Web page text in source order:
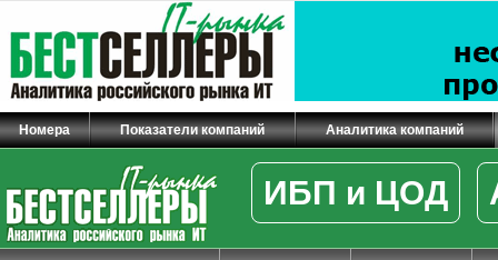
Номера Показатели компаний Аналитика компаний
ИБП и ЦОД